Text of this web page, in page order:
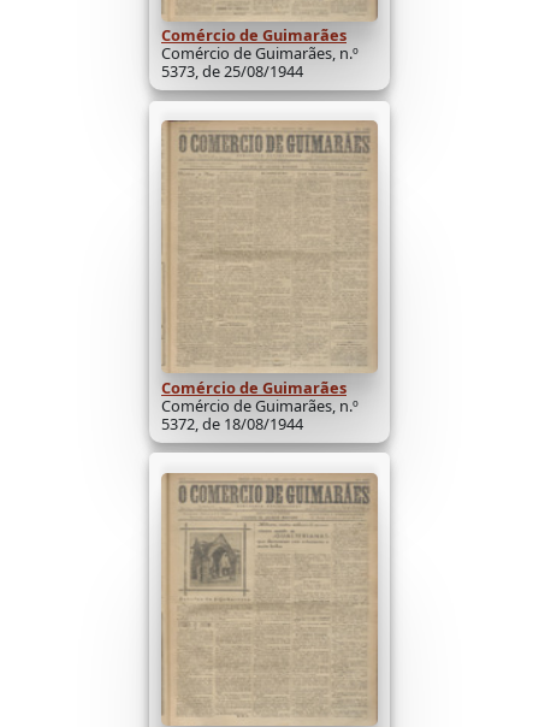
Comércio de Guimarães
Comércio de Guimarães, n.º
5373, de 25/08/1944
Comércio de Guimarães
Comércio de Guimarães, n.º
5372, de 18/08/1944